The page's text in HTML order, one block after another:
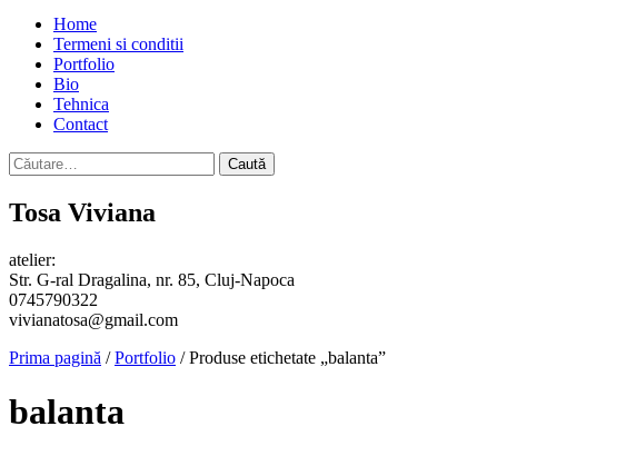
Home
Termeni si conditii
Portfolio
Bio
Tehnica
Contact
Caută
după:
Tosa Viviana
atelier:
Str. G-ral Dragalina, nr. 85, Cluj-Napoca
0745790322
vivianatosa@gmail.com
Prima pagină /Portfolio / Produse etichetate „balanta”
balanta